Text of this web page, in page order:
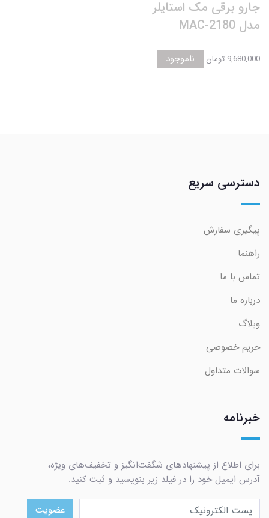
جارو برقی مک استایلر
مدل MAC-2180
9,680,000 تومان ناموجود
دسترسی سریع
پیگیری سفارش
راهنما
تماس با ما
درباره ما
وبلاگ
حریم خصوصی
سوالات متداول
خبرنامه
برای اطلاع از پیشنهادهای شگفت‌انگیز و تخفیف‌های ویژه،
آدرس ایمیل خود را در فیلد زیر بنویسید و ثبت کنید.
عضویت